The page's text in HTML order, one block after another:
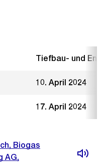
Tiefbau- und
10. April 2024
17. April 2024
Biogas
AG,